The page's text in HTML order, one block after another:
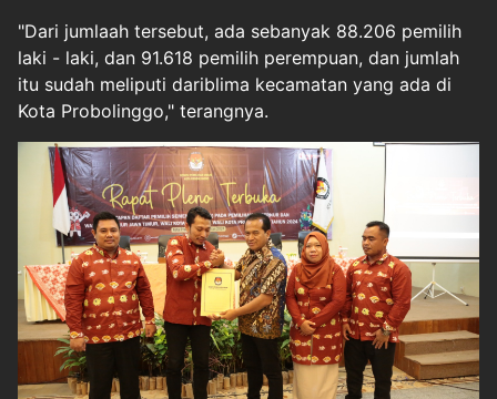
"Dari jumlaah tersebut, ada sebanyak 88.206 pemilih
laki - laki, dan 91.618 pemilih perempuan, dan jumlah
itu sudah meliputi dariblima kecamatan yang ada di
Kota Probolinggo," terangnya.